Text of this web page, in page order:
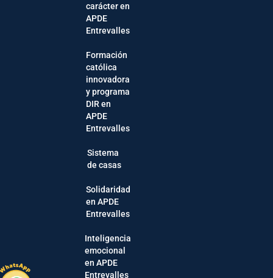
carácter en
APDE
Entrevalles
Formación
católica
innovadora
y programa
DIR en
APDE
Entrevalles
Sistema
de casas
Solidaridad
en APDE
Entrevalles
Inteligencia
emocional
en APDE
Entrevalles